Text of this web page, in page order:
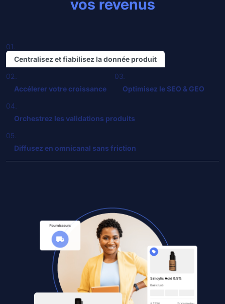
vos revenus
01.
Centralisez et fiabilisez la donnée produit
02.
Accélerer votre croissance
03.
Optimisez le SEO & GEO
04.
Orchestrez les validations produits
05.
Diffusez en omnicanal sans friction